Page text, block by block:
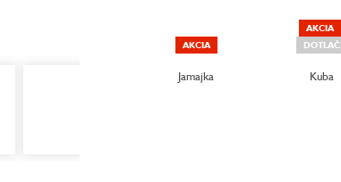
AKCIA
Jamajka
AKCIA
DOTLAČ
Kuba